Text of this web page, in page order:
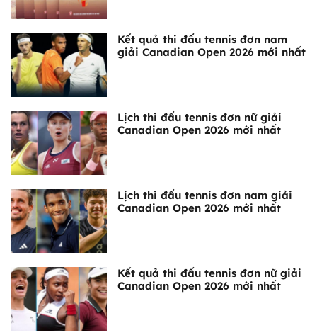
Kết quả thi đấu tennis đơn nam
giải Canadian Open 2026 mới nhất
Lịch thi đấu tennis đơn nữ giải
Canadian Open 2026 mới nhất
Lịch thi đấu tennis đơn nam giải
Canadian Open 2026 mới nhất
Kết quả thi đấu tennis đơn nữ giải
Canadian Open 2026 mới nhất